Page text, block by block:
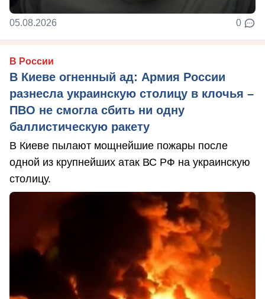
05.08.2026 0
В России
В Киеве огненный ад: Армия России
разнесла украинскую столицу в клочья –
ПВО не смогла сбить ни одну
баллистическую ракету
В Киеве пылают мощнейшие пожары после
одной из крупнейших атак ВС РФ на украинскую
столицу.